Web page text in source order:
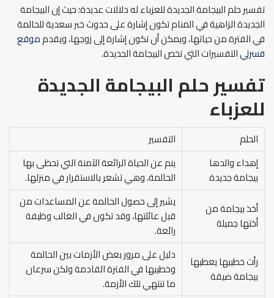
تفسير حلم البيجامة الجديدة للعزباء له دلالات عديدة؛ حيث إن البيجامة
الجديدة الزاهية في المنام تكون إشارة على حدوث خبر سعدية للحالمة
في الفترة من حياتها، ويمكن أن تكون إشارة إلى زوجها، ويقدمموقع
فسرليالتفسيرات التي تخص البيجامة الجديدة.
تفسير حلم البيجامة الجديدة
للعزباء
الحلم
التفسير
إهداء والدها
بيجامة جديدة
ينم عن الحياة الرائعة الآمنة التي تحظى بها
الحالمة، وهي تشعر بالاستقرار في منزلها.
أخذ بيجامة من
أختها جميلة
يشير إلى حصول الحالمة عن المساعدات من
قبل عائلتها، وقد تكون في الغالب وظيفة
رائعة.
رأت خطيبها يعطيها
بيجامة ضيقة
دليل على مرور بعض الأزمات بين الحالمة
وخطيبها في الفترة القادمة ولكن سرعان
ما تنتهي تلك الأزمة.